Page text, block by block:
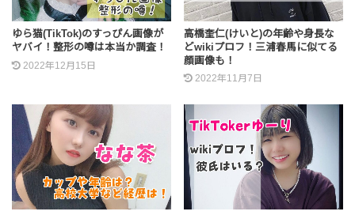
ゆら猫(TikTok)のすっぴん画像が
ヤバイ！整形の噂は本当か調査！
2022年12月15日
高橋奎仁(けいと)の年齢や身長な
どwikiプロフ！三浦春馬に似てる
顔画像も！
2022年11月7日